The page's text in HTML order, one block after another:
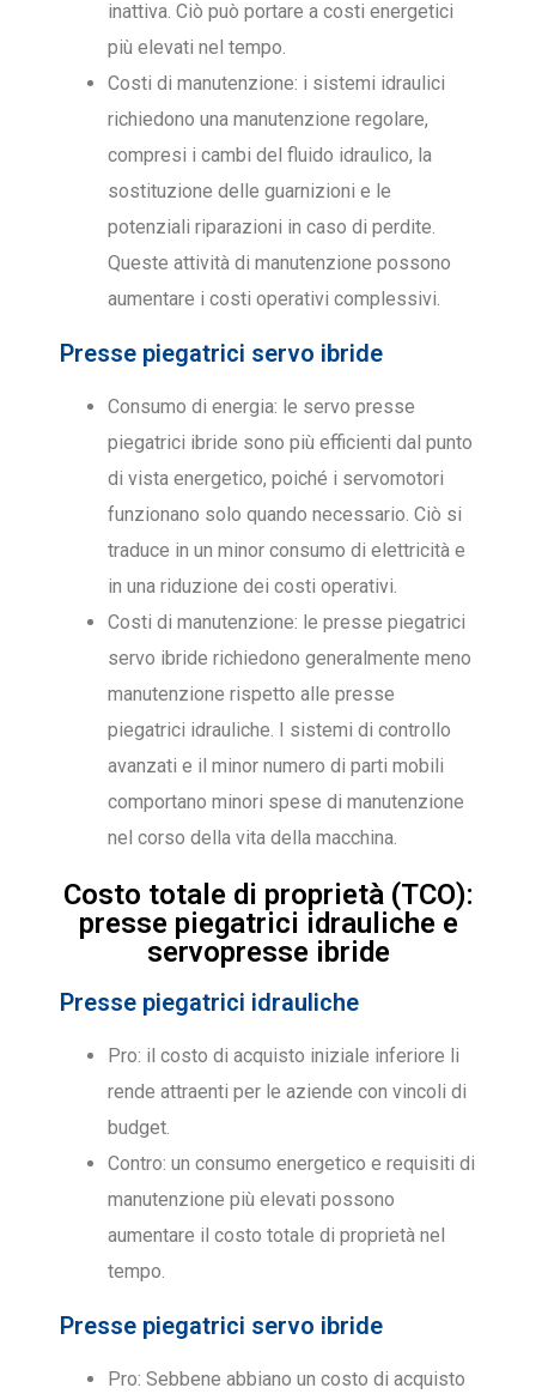
inattiva. Ciò può portare a costi energetici
più elevati nel tempo.
Costi di manutenzione: i sistemi idraulici
richiedono una manutenzione regolare,
compresi i cambi del fluido idraulico, la
sostituzione delle guarnizioni e le
potenziali riparazioni in caso di perdite.
Queste attività di manutenzione possono
aumentare i costi operativi complessivi.
Presse piegatrici servo ibride
Consumo di energia: le servo presse
piegatrici ibride sono più efficienti dal punto
di vista energetico, poiché i servomotori
funzionano solo quando necessario. Ciò si
traduce in un minor consumo di elettricità e
in una riduzione dei costi operativi.
Costi di manutenzione: le presse piegatrici
servo ibride richiedono generalmente meno
manutenzione rispetto alle presse
piegatrici idrauliche. I sistemi di controllo
avanzati e il minor numero di parti mobili
comportano minori spese di manutenzione
nel corso della vita della macchina.
Costo totale di proprietà (TCO):
presse piegatrici idrauliche e
servopresse ibride
Presse piegatrici idrauliche
Pro: il costo di acquisto iniziale inferiore li
rende attraenti per le aziende con vincoli di
budget.
Contro: un consumo energetico e requisiti di
manutenzione più elevati possono
aumentare il costo totale di proprietà nel
tempo.
Presse piegatrici servo ibride
Pro: Sebbene abbiano un costo di acquisto